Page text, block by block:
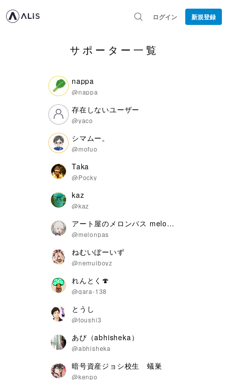
ログイン 新規登録
サポーター一覧
nappa
@nappa
存在しないユーザー
@yaco
シマムー。
@mofuo
Taka
@Pocky
kaz
@kaz
アート屋のメロンパス melonpas
@melonpas
ねむいぼーいず
@nemuiboyz
れんとく🍄
@gara-138
とうし
@toushi3
あび（abhisheka）
@abhisheka
暗号資産ジョシ校生 蟻巣
@kenpo